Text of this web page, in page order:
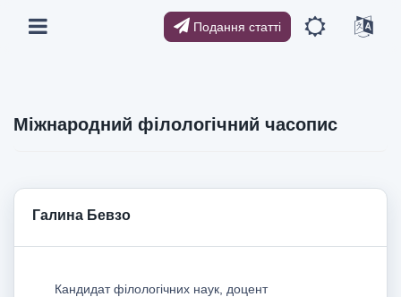
Подання статті
Міжнародний філологічний часопис
Галина Бевзо
Кандидат філологічних наук, доцент